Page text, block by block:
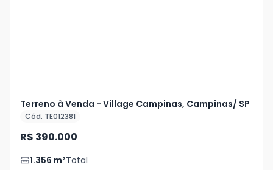
Terreno à Venda - Village Campinas, Campinas/ SP
Cód. TE012381
R$ 390.000
1.356 m²Total